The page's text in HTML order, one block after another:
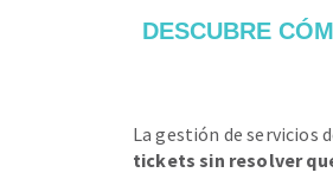
DESCUBRE
La gestión de servicios
tickets sin resolver